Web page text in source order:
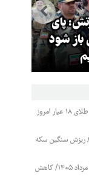
پای
باز شود
قیمت طلا و سکه جمعه ۱۶ مرداد ۱۴۰۵/ طلای ۱۸ عیار امروز
قیمت طلا و سکه یکشنبه ۱۱ مرداد ۱۴۰۵/ ریزش سنگین سکه
قیمت محصولات ایران خودرو یکشنبه ۱۸ مرداد ۱۴۰۵/ کاهش